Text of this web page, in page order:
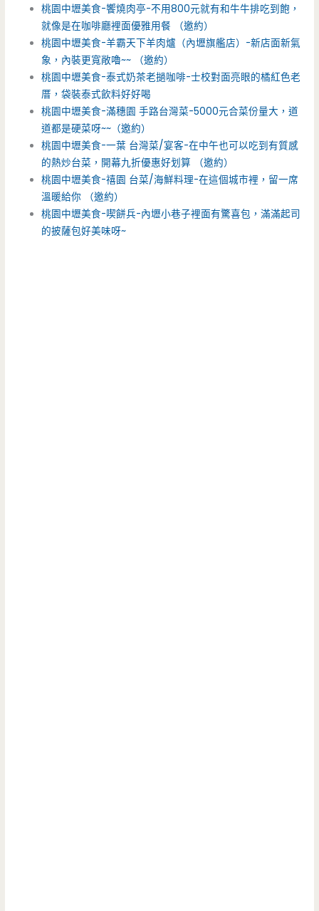
桃園中壢美食-饗燒肉亭-不用800元就有和牛牛排吃到飽，
就像是在咖啡廳裡面優雅用餐 （邀約）
桃園中壢美食-羊霸天下羊肉爐（內壢旗艦店）-新店面新氣
象，內裝更寬敞嚕~~ （邀約）
桃園中壢美食-泰式奶茶老撾咖啡-士校對面亮眼的橘紅色老
厝，袋裝泰式飲料好好喝
桃園中壢美食-滿穗園 手路台灣菜-5000元合菜份量大，道
道都是硬菜呀~~（邀約）
桃園中壢美食-一葉 台灣菜/宴客-在中午也可以吃到有質感
的熱炒台菜，開幕九折優惠好划算 （邀約）
桃園中壢美食-禧園 台菜/海鮮料理-在這個城市裡，留一席
溫暖給你 （邀約）
桃園中壢美食-喫餅兵-內壢小巷子裡面有驚喜包，滿滿起司
的披薩包好美味呀~